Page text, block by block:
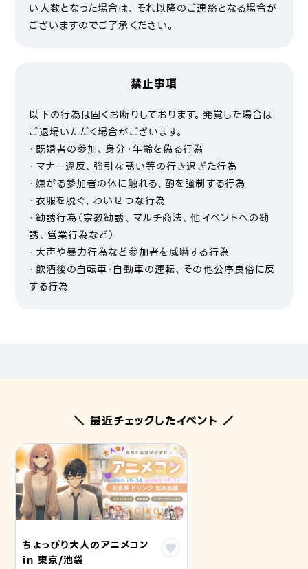
い人数となった場合は、それ以降のご連絡となる場合が
ございますのでご了承ください。
禁止事項
以下の行為は固くお断りしております。発覚した場合は
ご退場いただく場合がございます。
・既婚者の参加、身分・年齢を偽る行為
・マナー違反、強引な誘い等の行き過ぎた行為
・嫌がる参加者の体に触れる、酌を強制する行為
・衣服を脱ぐ、わいせつな行為
・勧誘行為（宗教勧誘、マルチ商法、他イベントへの勧
誘、営業行為など）
・大声や暴力行為など参加者を威嚇する行為
・飲酒後の自転車・自動車の運転、その他公序良俗に反
する行為
＼ 最近チェックしたイベント ／
ちょっぴり大人のアニメコン
in 東京/池袋